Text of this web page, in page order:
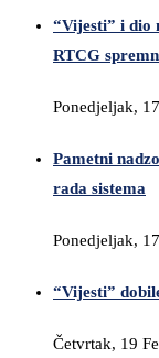
“Vijesti” i dio
RTCG
Ponedjeljak,
Pametni
rada sistema
Ponedjeljak,
“Vijesti”
Četvrtak, 19